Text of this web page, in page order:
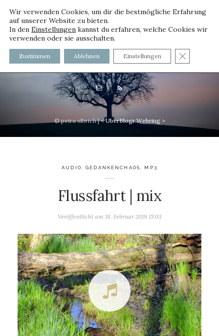
voller worte - mit und ohne
Innenfutter
© petra ulbrich |< UberBlogr Webring >
AUDIO,GEDANKENCHAOS, MP3
Flussfahrt | mix
Veröffentlicht am 18. Februar 2019 15:03
Wir verwenden Cookies, um dir die bestmögliche Erfahrung
auf unserer Website zu bieten.
In den Einstellungen kannst du erfahren, welche Cookies wir
verwenden oder sie ausschalten.
Zustimmen Ablehnen Einstellungen GDPR